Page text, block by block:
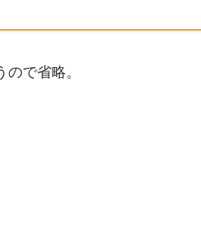
で省略。